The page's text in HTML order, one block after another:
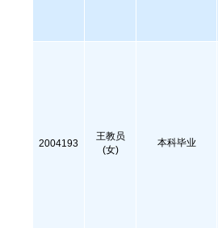
2004193
王教员
(女)
本科毕业